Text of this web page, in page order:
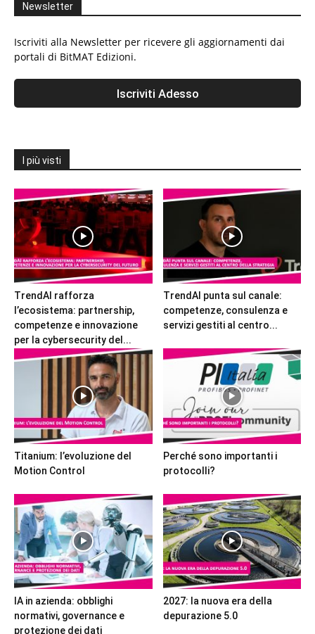
Newsletter
Iscriviti alla Newsletter per ricevere gli aggiornamenti dai
portali di BitMAT Edizioni.
I più visti
TrendAI rafforza
l’ecosistema: partnership,
competenze e innovazione
per la cybersecurity del...
TrendAI punta sul canale:
competenze, consulenza e
servizi gestiti al centro...
Titanium: l’evoluzione del
Motion Control
Perché sono importanti i
protocolli?
IA in azienda: obblighi
normativi, governance e
protezione dei dati
2027: la nuova era della
depurazione 5.0